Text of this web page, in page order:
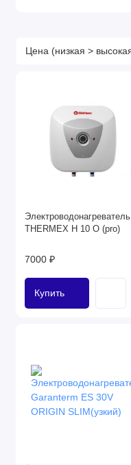
Электроводонагреватель
THERMEX H 10 O (pro)
7000 ₽
Купить